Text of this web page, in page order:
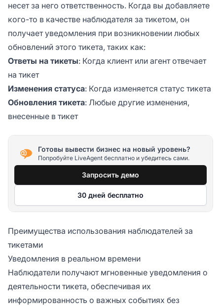
несет за него ответственность. Когда вы добавляете
кого-то в качестве наблюдателя за тикетом, он
получает уведомления при возникновении любых
обновлений этого тикета, таких как:
Ответы на тикеты: Когда клиент или агент отвечает
на тикет
Изменения статуса: Когда изменяется статус тикета
Обновления тикета: Любые другие изменения,
внесенные в тикет
Готовы вывести бизнес на новый уровень?
Попробуйте LiveAgent бесплатно и убедитесь сами.
Запросить демо
30 дней бесплатно
Преимущества использования наблюдателей за
тикетами
Уведомления в реальном времени
Наблюдатели получают мгновенные уведомления о
деятельности тикета, обеспечивая их
информированность о важных событиях без